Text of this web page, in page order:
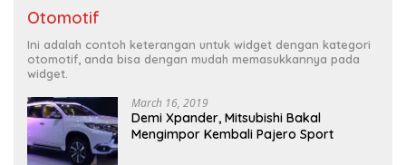
Otomotif
Ini adalah contoh keterangan untuk widget dengan kategori
otomotif, anda bisa dengan mudah memasukkannya pada
widget.
March 16, 2019
Demi Xpander, Mitsubishi Bakal
Mengimpor Kembali Pajero Sport